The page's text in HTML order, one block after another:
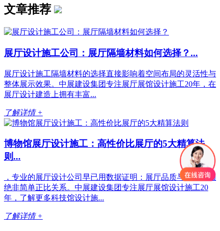
文章推荐
展厅设计施工公司：展厅隔墙材料如何选择？...
展厅设计施工隔墙材料的选择直接影响着空间布局的灵活性与
整体展示效果。中展建设集团专注展厅展馆设计施工20年，在
展厅设计建造上拥有丰富...
了解详情 +
博物馆展厅设计施工：高性价比展厅的5大精算法
则...
，专业的展厅设计公司早已用数据证明：展厅品质与投入金额
绝非简单正比关系。中展建设集团专注展厅展馆设计施工20
年，了解更多科技馆设计施...
了解详情 +